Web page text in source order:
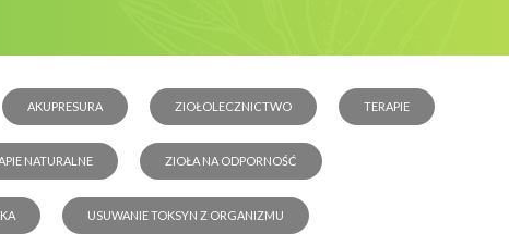
AKUPRESURA ZIOŁOLECZNICTWO TERAPIE
NATURALNE ZIOŁA NA ODPORNOŚĆ
USUWANIE TOKSYN Z ORGANIZMU